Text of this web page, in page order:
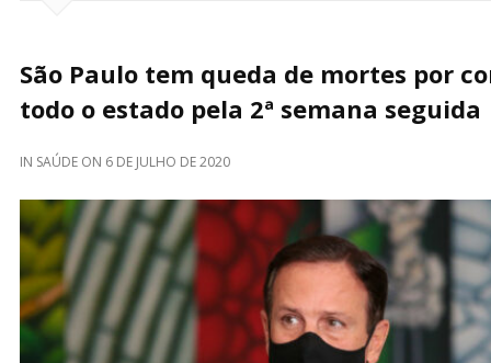
São Paulo tem queda de mortes por
todo o estado pela 2ª semana seguida
IN SAÚDE ON 6 DE JULHO DE 2020